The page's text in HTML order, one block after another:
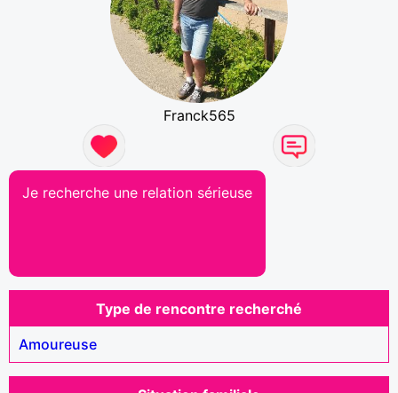
Franck565
Je recherche une relation sérieuse
Type de rencontre recherché
Amoureuse